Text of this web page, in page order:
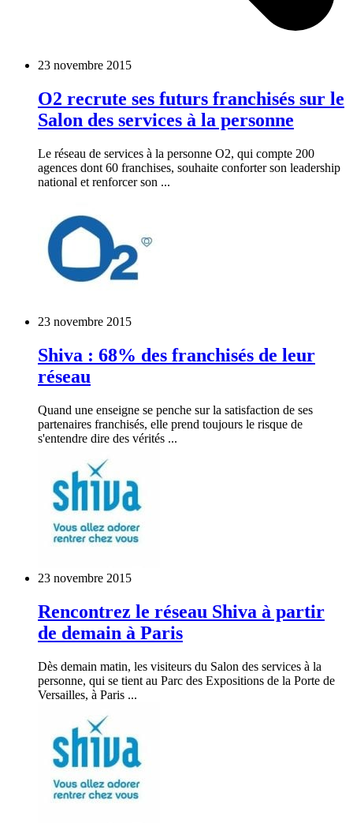
23 novembre 2015
O2 recrute ses futurs franchisés sur le
Salon des services à la personne
Le réseau de services à la personne O2, qui compte 200
agences dont 60 franchises, souhaite conforter son leadership
national et renforcer son ...
23 novembre 2015
Shiva : 68% des franchisés de leur
réseau
Quand une enseigne se penche sur la satisfaction de ses
partenaires franchisés, elle prend toujours le risque de
s'entendre dire des vérités ...
23 novembre 2015
Rencontrez le réseau Shiva à partir
de demain à Paris
Dès demain matin, les visiteurs du Salon des services à la
personne, qui se tient au Parc des Expositions de la Porte de
Versailles, à Paris ...